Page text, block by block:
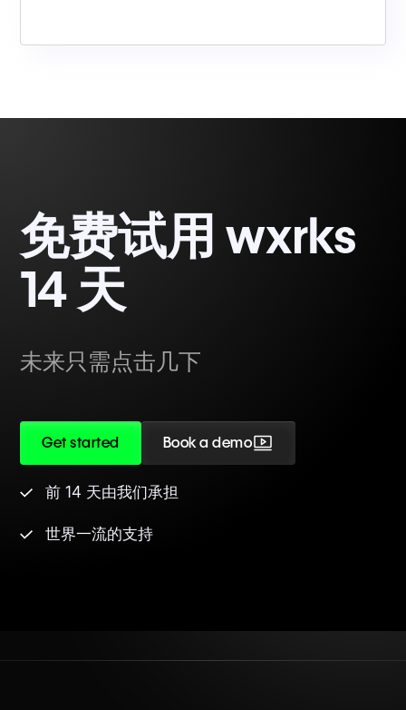
免费试用 wxrks
14 天
未来只需点击几下
Get started Book a demo
前 14 天由我们承担
世界一流的支持